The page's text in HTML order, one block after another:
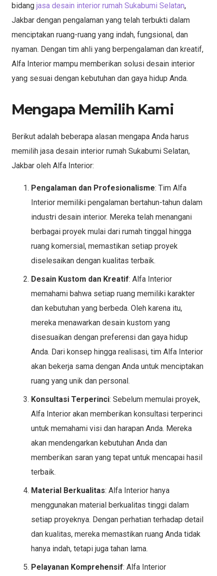
bidang jasa desain interior rumah Sukabumi Selatan,
Jakbar dengan pengalaman yang telah terbukti dalam
menciptakan ruang-ruang yang indah, fungsional, dan
nyaman. Dengan tim ahli yang berpengalaman dan kreatif,
Alfa Interior mampu memberikan solusi desain interior
yang sesuai dengan kebutuhan dan gaya hidup Anda.
Mengapa Memilih Kami
Berikut adalah beberapa alasan mengapa Anda harus
memilih jasa desain interior rumah Sukabumi Selatan,
Jakbar oleh Alfa Interior:
Pengalaman dan Profesionalisme: Tim Alfa
Interior memiliki pengalaman bertahun-tahun dalam
industri desain interior. Mereka telah menangani
berbagai proyek mulai dari rumah tinggal hingga
ruang komersial, memastikan setiap proyek
diselesaikan dengan kualitas terbaik.
Desain Kustom dan Kreatif: Alfa Interior
memahami bahwa setiap ruang memiliki karakter
dan kebutuhan yang berbeda. Oleh karena itu,
mereka menawarkan desain kustom yang
disesuaikan dengan preferensi dan gaya hidup
Anda. Dari konsep hingga realisasi, tim Alfa Interior
akan bekerja sama dengan Anda untuk menciptakan
ruang yang unik dan personal.
Konsultasi Terperinci: Sebelum memulai proyek,
Alfa Interior akan memberikan konsultasi terperinci
untuk memahami visi dan harapan Anda. Mereka
akan mendengarkan kebutuhan Anda dan
memberikan saran yang tepat untuk mencapai hasil
terbaik.
Material Berkualitas: Alfa Interior hanya
menggunakan material berkualitas tinggi dalam
setiap proyeknya. Dengan perhatian terhadap detail
dan kualitas, mereka memastikan ruang Anda tidak
hanya indah, tetapi juga tahan lama.
Pelayanan Komprehensif: Alfa Interior